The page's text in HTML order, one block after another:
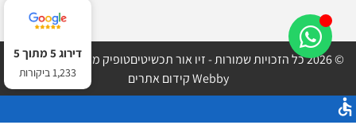
דירוג 5 מתוך 5
1,233 ביקורות
© 2026 כל הזכויות שמורות - זיו אור תכשיטים
טופיק מדיה בניית אתרים
Webby קידום אתרים